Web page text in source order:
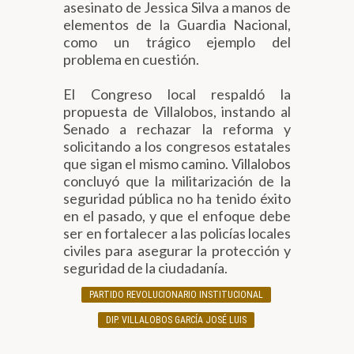
asesinato de Jessica Silva a manos de
elementos de la Guardia Nacional,
como un trágico ejemplo del
problema en cuestión.
El Congreso local respaldó la
propuesta de Villalobos, instando al
Senado a rechazar la reforma y
solicitando a los congresos estatales
que sigan el mismo camino. Villalobos
concluyó que la militarización de la
seguridad pública no ha tenido éxito
en el pasado, y que el enfoque debe
ser en fortalecer a las policías locales
civiles para asegurar la protección y
seguridad de la ciudadanía.
PARTIDO REVOLUCIONARIO INSTITUCIONAL
DIP. VILLALOBOS GARCÍA JOSÉ LUIS